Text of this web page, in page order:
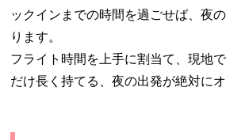
ックインまでの時間を過ごせば、夜
ります。
フライト時間を上手に割当て、現地
だけ長く持てる、夜の出発が絶対にオ